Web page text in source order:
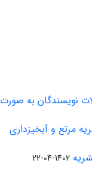
نویسندگان به صورت
مرتع و آبخیزداری
1402-04-22